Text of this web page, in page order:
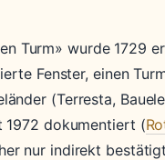
Turm» wurde 1729
Fenster, einen
(Terresta,
1972 dokumentiert (
nur indirekt